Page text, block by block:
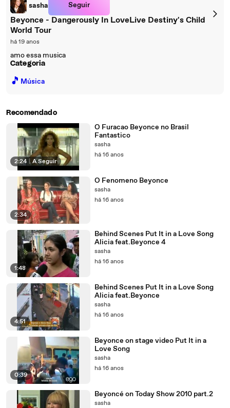
sasha Seguir
Beyonce - Dangerously In LoveLive Destiny's Child
World Tour
há 19 anos
amo essa musica
Categoria
🎵 Música
Recomendado
2:24 A Seguir
O Furacao Beyonce no Brasil
Fantastico
sasha
há 16 anos
2:34
O Fenomeno Beyonce
sasha
há 16 anos
1:48
Behind Scenes Put It in a Love Song
Alicia feat.Beyonce 4
sasha
há 16 anos
4:51
Behind Scenes Put It in a Love Song
Alicia feat.Beyonce
sasha
há 16 anos
0:39
Beyonce on stage video Put It in a
Love Song
sasha
há 16 anos
Beyoncé on Today Show 2010 part.2
sasha